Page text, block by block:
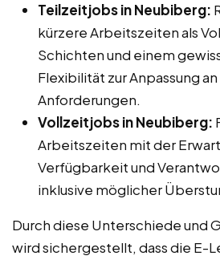
Teilzeitjobs in Neubiberg:
kürzere Arbeitszeiten als
Schichten und einem
Flexibilität zur Anpassung
Anforderungen.
Vollzeitjobs in Neubiberg:
Arbeitszeiten mit der
Verfügbarkeit und
inklusive möglicher
Durch diese Unterschiede und
wird sichergestellt, dass die E-